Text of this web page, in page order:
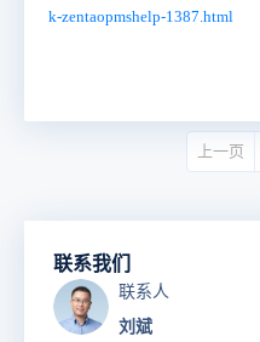
k-zentaopmshelp-1387.html
上一页
联系我们
联系人
刘斌